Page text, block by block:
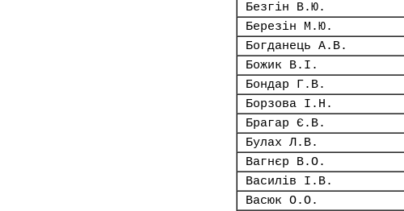
Безгін В.Ю.
Березін М.Ю.
Богданець А.В.
Божик В.І.
Бондар Г.В.
Борзова І.Н.
Брагар Є.В.
Булах Л.В.
Вагнєр В.О.
Василів І.В.
Васюк О.О.